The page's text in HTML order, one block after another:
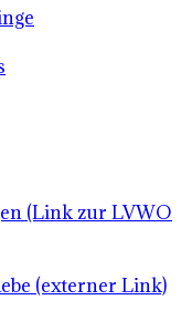
(Link zur LVWO
(externer Link)